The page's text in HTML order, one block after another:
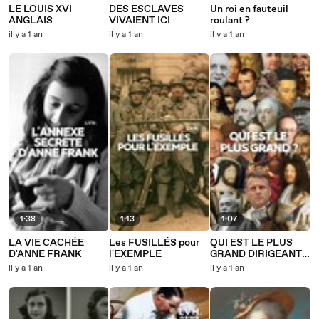
LE LOUIS XVI
ANGLAIS
il y a 1 an
1:38
LA VIE CACHÉE
D'ANNE FRANK
il y a 1 an
DES ESCLAVES
VIVAIENT ICI
il y a 1 an
1:13
Les FUSILLÉS pour
l'EXEMPLE
il y a 1 an
Un roi en fauteuil
roulant ?
il y a 1 an
1:07
QUI EST LE PLUS
GRAND DIRIGEANT
DE L'HISTOIRE DE
il y a 1 an